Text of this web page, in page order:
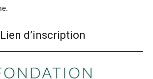
Lien d’inscription